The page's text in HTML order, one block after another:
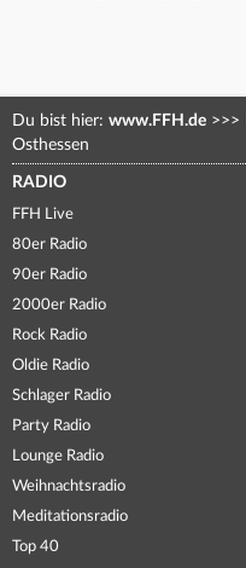
Du bist hier: www.FFH.de >>>
Osthessen
RADIO
FFH Live
80er Radio
90er Radio
2000er Radio
Rock Radio
Oldie Radio
Schlager Radio
Party Radio
Lounge Radio
Weihnachtsradio
Meditationsradio
Top 40